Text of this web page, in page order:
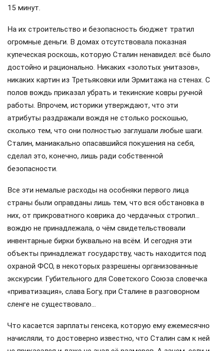
15 минут.
На их строительство и безопасность бюджет тратил
огромные деньги. В домах отсутствовала показная
купеческая роскошь, которую Сталин ненавидел: всё было
достойно и рационально. Никаких «золотых унитазов»,
никаких картин из Третьяковки или Эрмитажа на стенах. С
полов вождь приказал убрать и текинские ковры ручной
работы. Впрочем, историки утверждают, что эти
атрибуты раздражали вождя не столько роскошью,
сколько тем, что они полностью заглушали любые шаги.
Сталин, маниакально опасавшийся покушения на себя,
сделал это, конечно, лишь ради собственной
безопасности.
Все эти немалые расходы на особняки первого лица
страны были оправданы лишь тем, что вся обстановка в
них, от прикроватного коврика до чердачных стропил…
вождю не принадлежала, о чём свидетельствовали
инвентарные бирки буквально на всём. И сегодня эти
объекты принадлежат государству, часть находится под
охраной ФСО, в некоторых разрешены организованные
экскурсии. Губительного для Советского Союза словечка
«приватизация», слава Богу, при Сталине в разговорном
сленге не существовало…
Что касается зарплаты генсека, которую ему ежемесячно
начисляли, то достоверно известно, что Сталин сам к ней